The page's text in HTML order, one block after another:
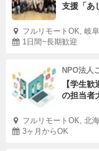
支援「あ
フルリモートOK, 岐
1日間~長期歓迎
NPO法人
【学生
の担当者
フルリモートOK, 北
3ヶ月からOK